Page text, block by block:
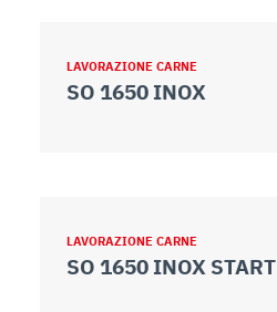
LAVORAZIONE CARNE
SO 1650 INOX
LAVORAZIONE CARNE
SO 1650 INOX START